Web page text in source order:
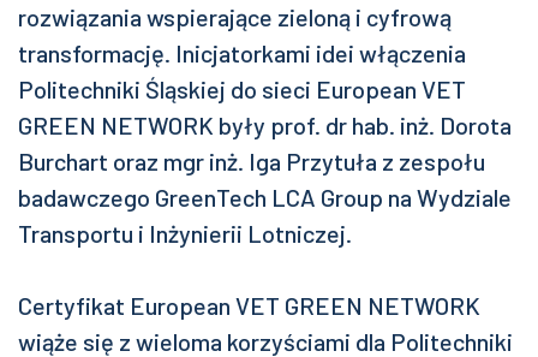
rozwiązania wspierające zieloną i cyfrową
transformację. Inicjatorkami idei włączenia
Politechniki Śląskiej do sieci European VET
GREEN NETWORK były prof. dr hab. inż. Dorota
Burchart oraz mgr inż. Iga Przytuła z zespołu
badawczego GreenTech LCA Group na Wydziale
Transportu i Inżynierii Lotniczej.
Certyfikat European VET GREEN NETWORK
wiąże się z wieloma korzyściami dla Politechniki